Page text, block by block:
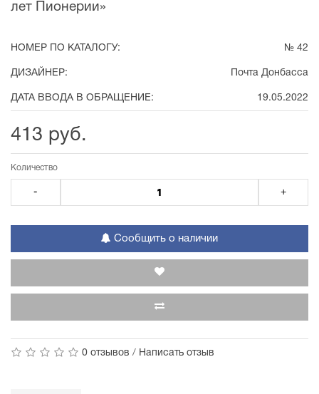
лет Пионерии»
НОМЕР ПО КАТАЛОГУ: № 42
ДИЗАЙНЕР: Почта Донбасса
ДАТА ВВОДА В ОБРАЩЕНИЕ: 19.05.2022
413 руб.
Количество
- +
Сообщить о наличии
0 отзывов / Написать отзыв